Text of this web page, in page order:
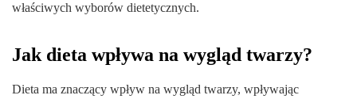
właściwych wyborów dietetycznych.
Jak dieta wpływa na wygląd twarzy?
Dieta ma znaczący wpływ na wygląd twarzy, wpływając